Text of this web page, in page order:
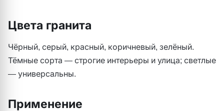
Цвета гранита
Чёрный, серый, красный, коричневый, зелёный.
Тёмные сорта — строгие интерьеры и улица; светлые
— универсальны.
Применение